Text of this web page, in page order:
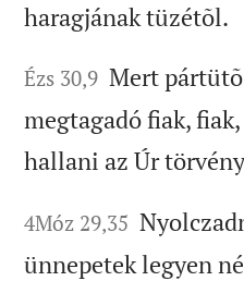
haragjának tüzétõl.
Ézs 30,9 Mert
megtagadó fiak,
hallani az Úr
4Móz 29,35
ünnepetek legyen